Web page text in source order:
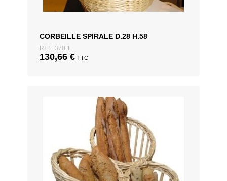
CORBEILLE SPIRALE D.28 H.58
REF: 370.1
130,66 € TTC